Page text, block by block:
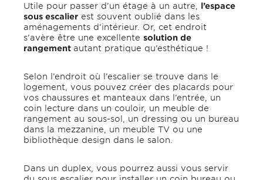
Utile pour passer d’un étage à un autre, l’espace
sous escalier est souvent oublié dans les
aménagements d’intérieur. Or, cet endroit
s’avère être une excellente solution de
rangement autant pratique qu’esthétique !
Selon l’endroit où l’escalier se trouve dans le
logement, vous pouvez créer des placards pour
vos chaussures et manteaux dans l’entrée, un
coin lecture dans un couloir, un meuble de
rangement au sous-sol, un dressing ou un bureau
dans la mezzanine, un meuble TV ou une
bibliothèque design dans le salon.
Dans un duplex, vous pourrez aussi vous servir